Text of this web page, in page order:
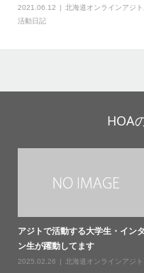
2021.06.12 北海道オンラインアジト
活動日記
HOA
アジトで活動する大学生・イン
ン生が躍動してます
2025.02.26 北海道オンラインアジト